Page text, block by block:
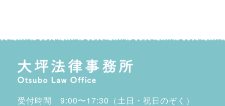
受付時間 9:00〜17:30（土日・祝日のぞく）